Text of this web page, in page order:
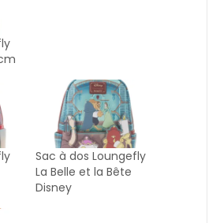
Sac à dos Loungefly
La Belle et la Bête
Disney